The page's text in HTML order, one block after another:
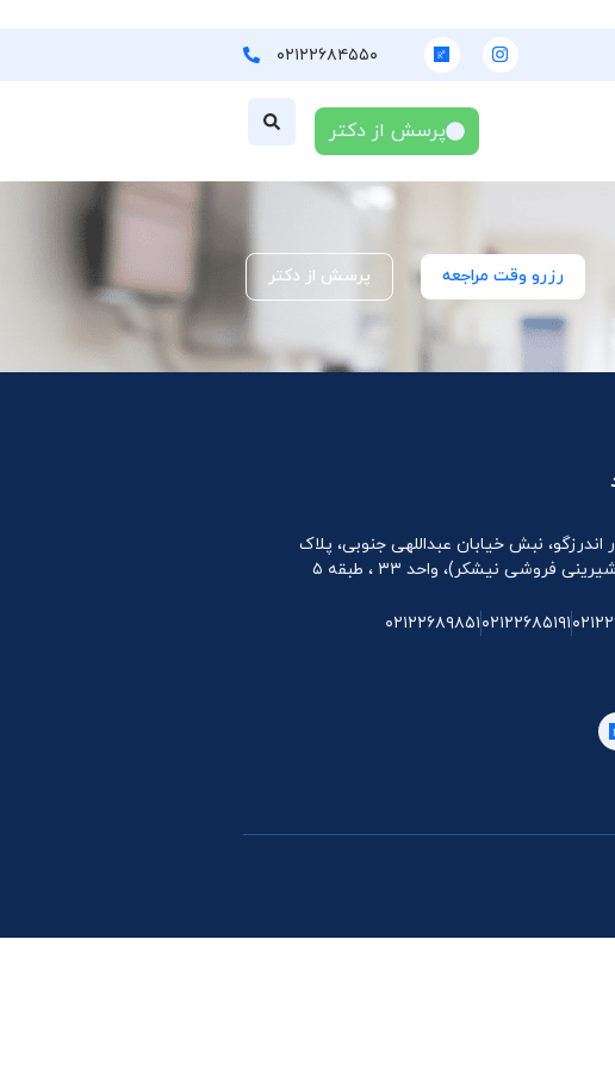
۰۲۱۲۲۶۸۴۵۵۰
پرسش از دکتر
رزرو وقت مراجعه پرسش از دکتر
اندرزگو، نبش خیابان عبداللهی جنوبی، پلاک
۰۲۱۲۲۶۸۵۱۹۱۰۲۱۲۲۶۸۹۸۵۱